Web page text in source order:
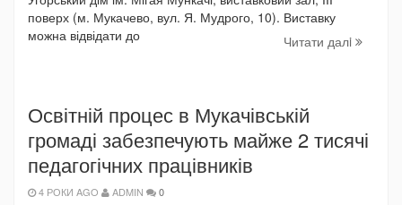
поверх (м. Мукачево, вул. Я. Мудрого, 10). Виставку
можна відвідати до
Читати далi
Освітній процес в Мукачівській
громаді забезпечують майже 2 тисячі
педагогічних працівників
4 РОКИ AGO ADMIN 0